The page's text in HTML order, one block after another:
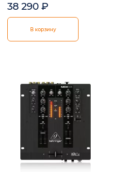
38 290 ₽
В корзину